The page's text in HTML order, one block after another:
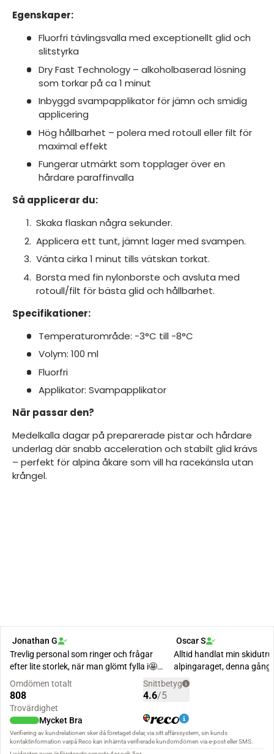
Egenskaper:
Fluorfri tävlingsvalla med exceptionellt glid och
slitstyrka
Dry Fast Technology – alkoholbaserad lösning
som torkar på ca 1 minut
Inbyggd svampapplikator för jämn och smidig
applicering
Hög hållbarhet – polera med rotoull eller filt för
maximal effekt
Fungerar utmärkt som topplager över en
hårdare paraffinvalla
Så applicerar du:
Skaka flaskan några sekunder.
Applicera ett tunt, jämnt lager med svampen.
Vänta cirka 1 minut tills vätskan torkat.
Borsta med fin nylonborste och avsluta med
rotoull/filt för bästa glid och hållbarhet.
Specifikationer:
Temperaturområde: -3°C till -8°C
Volym: 100 ml
Fluorfri
Applikator: Svampapplikator
När passar den?
Medelkalla dagar på preparerade pistar och hårdare
underlag där snabb acceleration och stabilt glid krävs
– perfekt för alpina åkare som vill ha racekänsla utan
krångel.